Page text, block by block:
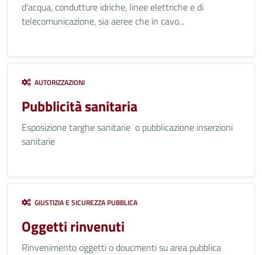
d'acqua, condutture idriche, linee elettriche e di
telecomunicazione, sia aeree che in cavo...
AUTORIZZAZIONI
Pubblicità sanitaria
Esposizione targhe sanitarie o pubblicazione inserzioni
sanitarie
GIUSTIZIA E SICUREZZA PUBBLICA
Oggetti rinvenuti
Rinvenimento oggetti o doucmenti su area pubblica